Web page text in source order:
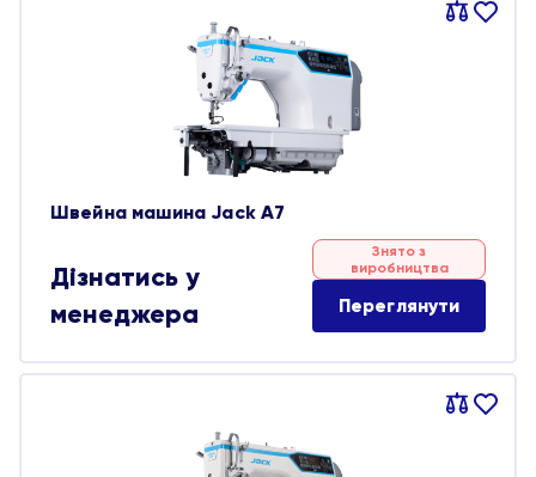
Порівняти
В
Швейна машина Jack A7
Дізнатись у
менеджера
Знято з
виробництва
Переглянути
Порівняти
В